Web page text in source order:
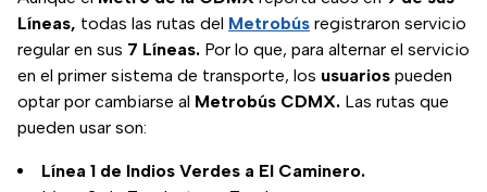
Líneas, todas las rutas del Metrobús registraron servicio
regular en sus 7 Líneas. Por lo que, para alternar el servicio
en el primer sistema de transporte, los usuarios pueden
optar por cambiarse al Metrobús CDMX. Las rutas que
pueden usar son:
Línea 1 de Indios Verdes a El Caminero.